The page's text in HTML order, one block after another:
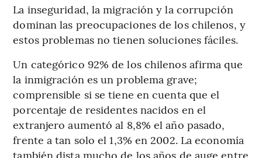
La inseguridad, la migración y la corrupción
dominan las preocupaciones de los chilenos, y
estos problemas no tienen soluciones fáciles.
Un categórico 92% de los chilenos afirma que
la inmigración es un problema grave;
comprensible si se tiene en cuenta que el
porcentaje de residentes nacidos en el
extranjero aumentó al 8,8% el año pasado,
frente a tan solo el 1,3% en 2002. La economía
también dista mucho de los años de auge entre